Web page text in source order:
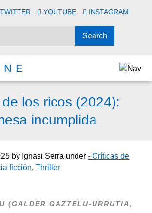
TWITTER YOUTUBE INSTAGRAM
los ricos (2024):
incumplida
by Ignasi Serra under- Críticas de
ficción,Thriller
(GALDER GAZTELU-URRUTIA,